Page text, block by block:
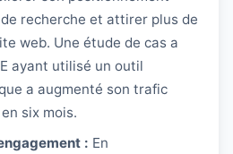
recherche et attirer plus de
web. Une étude de cas a
ayant utilisé un outil
a augmenté son trafic
six mois.
: En